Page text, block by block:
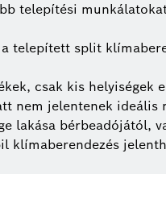
telepítési
telepített split
csak kis helyiségek
nem jelentenek ideális
lakása bérbeadójától,
klímaberendezés